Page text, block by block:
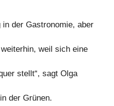
der Gastronomie, aber
weil sich eine
stellt“, sagt Olga
der Grünen.